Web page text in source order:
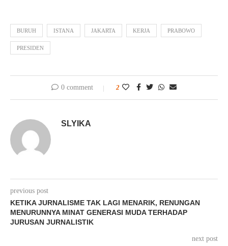
BURUH ISTANA JAKARTA KERJA PRABOWO
PRESIDEN
0 comment 2
SLYIKA
previous post
KETIKA JURNALISME TAK LAGI MENARIK, RENUNGAN
MENURUNNYA MINAT GENERASI MUDA TERHADAP
JURUSAN JURNALISTIK
next post